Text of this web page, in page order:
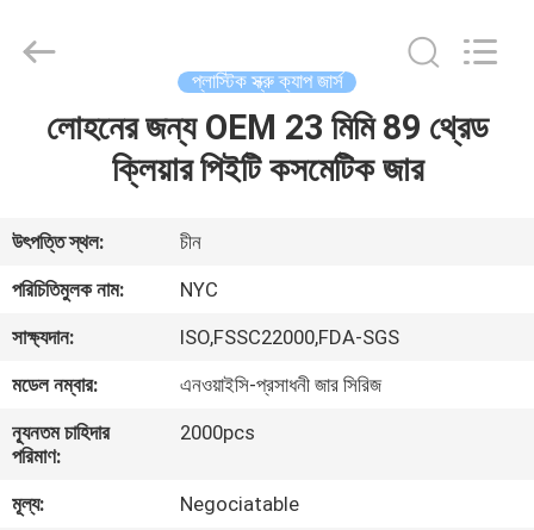
আমাদের
সম্পর্কে
কারখানা
ভ্রমণ
মান
Co.,Ltd..
প্লাস্টিক স্ক্রু ক্যাপ জার্স
লোহনের জন্য OEM 23 মিমি 89 থ্রেড
ক্লিয়ার পিইটি কসমেটিক জার
উৎপত্তি স্থল:
চীন
পরিচিতিমুলক নাম:
NYC
সাক্ষ্যদান:
ISO,FSSC22000,FDA-SGS
মডেল নম্বার:
এনওয়াইসি-প্রসাধনী জার সিরিজ
ন্যূনতম চাহিদার
পরিমাণ:
2000pcs
মূল্য:
Negociatable